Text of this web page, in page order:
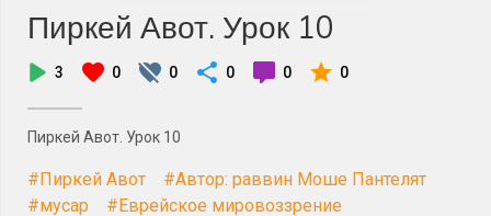
Пиркей Авот. Урок 10
3 0 0 0 0 0
Пиркей Авот. Урок 10
#Пиркей Авот
#Автор: раввин Моше Пантелят
#мусар
#Еврейское мировоззрение